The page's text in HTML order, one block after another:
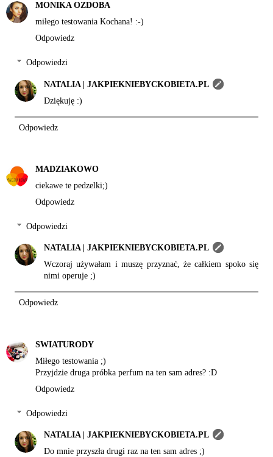
MONIKA OZDOBA
miłego testowania Kochana! :-)
Odpowiedz
Odpowiedzi
NATALIA | JAKPIEKNIEBYCKOBIETA.PL
Dziękuję :)
Odpowiedz
MADZIAKOWO
ciekawe te pedzelki;)
Odpowiedz
Odpowiedzi
NATALIA | JAKPIEKNIEBYCKOBIETA.PL
Wczoraj używałam i muszę przyznać, że całkiem spoko się
nimi operuje ;)
Odpowiedz
SWIATURODY
Miłego testowania ;)
Przyjdzie druga próbka perfum na ten sam adres? :D
Odpowiedz
Odpowiedzi
NATALIA | JAKPIEKNIEBYCKOBIETA.PL
Do mnie przyszła drugi raz na ten sam adres ;)